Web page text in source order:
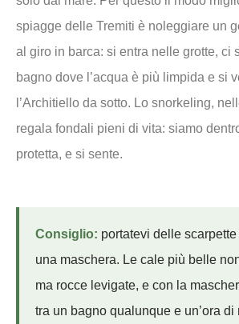
spiagge delle Tremiti è noleggiare un
al giro in barca: si entra nelle grotte, ci
bagno dove l’acqua è più limpida e si
l’Architiello da sotto. Lo snorkeling,
regala fondali pieni di vita: siamo
protetta, e si sente.
Consiglio: portatevi delle
una maschera. Le cale più belle
ma rocce levigate, e con la
tra un bagno qualunque e un’ora di